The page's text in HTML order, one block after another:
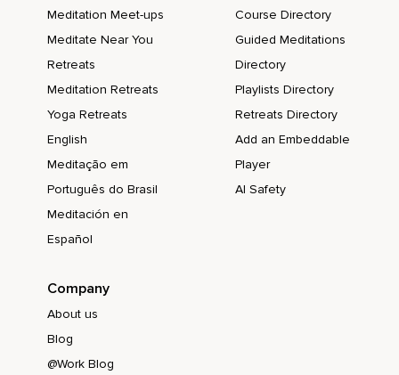
Meditation Meet-ups
Meditate Near You
Retreats
Meditation Retreats
Yoga Retreats
English
Meditação em
Português do Brasil
Meditación en
Español
Course Directory
Guided Meditations
Directory
Playlists Directory
Retreats Directory
Add an Embeddable
Player
AI Safety
Company
About us
Blog
@Work Blog